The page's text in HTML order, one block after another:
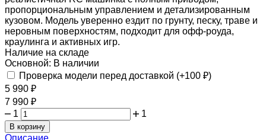
пропорциональным управлением и детализированным
кузовом. Модель уверенно ездит по грунту, песку, траве и
неровным поверхностям, подходит для офф-роуда,
краулинга и активных игр.
Наличие на складе
Основной: В наличии
Проверка модели перед доставкой (+100 ₽)
5 990 ₽
7 990 ₽
1
1
В корзину
Описание